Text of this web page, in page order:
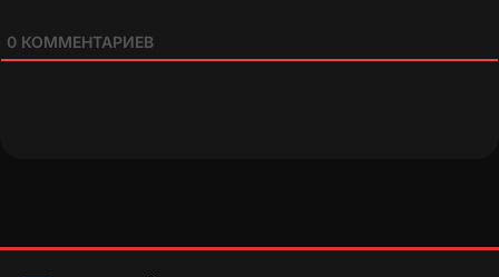
0 КОММЕНТАРИЕВ